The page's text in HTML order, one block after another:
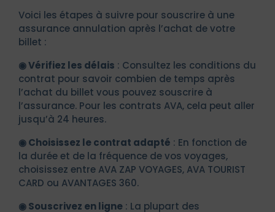
Voici les étapes à suivre pour souscrire à une
assurance annulation après l’achat de votre
billet :
◉ Vérifiez les délais : Consultez les conditions du
contrat pour savoir combien de temps après
l’achat du billet vous pouvez souscrire à
l’assurance. Pour les contrats AVA, cela peut aller
jusqu’à 24 heures.
◉ Choisissez le contrat adapté : En fonction de
la durée et de la fréquence de vos voyages,
choisissez entre AVA ZAP VOYAGES, AVA TOURIST
CARD ou AVANTAGES 360.
◉ Souscrivez en ligne : La plupart des